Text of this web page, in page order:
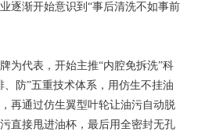
渐开始意识到“事后清洗不如事前
代表，开始主推“内腔免拆洗”科
防”五重技术体系，用仿生不挂油
再通过仿生翼型叶轮让油污自动脱
直接甩进油杯，最后用全密封无孔